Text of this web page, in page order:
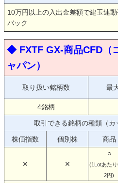
10万円以上の入出金差額で建玉連
バック
◆ FXTF GX-商品CFD（
ャパン）
取り扱い銘柄数 最
4銘柄
取引できる銘柄の種類（カ
株価指数 個別株 商品
✕ ✕
○
(1Lotあた
2円)